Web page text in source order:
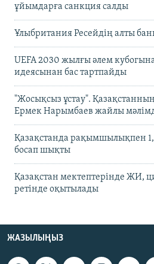
ұйымдарға санкция салды
Ұлыбритания Ресейдің алты
UEFA 2030 жылғы әлем
идеясынан бас тартпайды
"Жосықсыз ұстау".
Ермек Нарымбаев жайлы
Қазақстанда рақымшылықпен
босап шықты
Қазақстан мектептерінде ЖИ,
ретінде оқытылады
ЖАЗЫЛЫҢЫЗ